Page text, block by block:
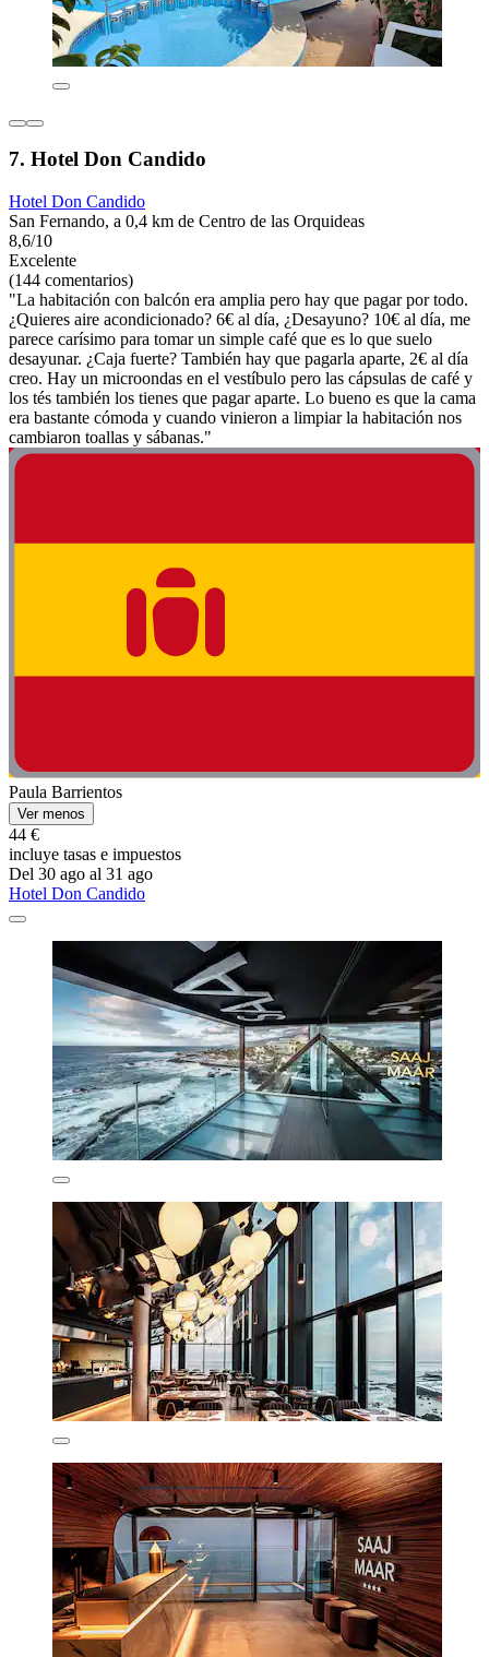
7. Hotel Don Candido
Hotel Don Candido
San Fernando, a 0,4 km de Centro de las Orquideas
8,6/10
Excelente
(144 comentarios)
"La habitación con balcón era amplia pero hay que pagar por todo.
¿Quieres aire acondicionado? 6€ al día, ¿Desayuno? 10€ al día, me
parece carísimo para tomar un simple café que es lo que suelo
desayunar. ¿Caja fuerte? También hay que pagarla aparte, 2€ al día
creo. Hay un microondas en el vestíbulo pero las cápsulas de café y
los tés también los tienes que pagar aparte. Lo bueno es que la cama
era bastante cómoda y cuando vinieron a limpiar la habitación nos
cambiaron toallas y sábanas."
Paula Barrientos
Ver menos
44 €
incluye tasas e impuestos
Del 30 ago al 31 ago
Hotel Don Candido